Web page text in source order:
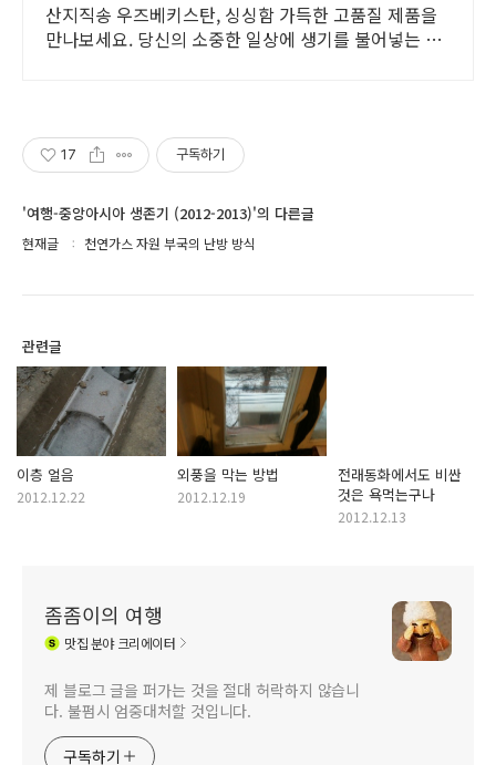
산지직송 우즈베키스탄, 싱싱함 가득한 고품질 제품을
만나보세요. 당신의 소중한 일상에 생기를 불어넣는 한
17 구독하기
'여행-중앙아시아 생존기 (2012-2013)'의 다른글
현재글 천연가스 자원 부국의 난방 방식
관련글
이층 얼음
2012.12.22
외풍을 막는 방법
2012.12.19
전래동화에서도 비싼
것은 욕먹는구나
2012.12.13
좀좀이의 여행
맛집분야 크리에이터
제 블로그 글을 퍼가는 것을 절대 허락하지 않습니
다. 불펌시 엄중대처할 것입니다.
구독하기